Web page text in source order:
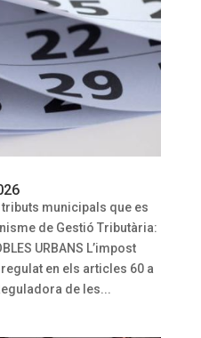
municipals que es
de Gestió Tributària:
URBANS L’impost
en els articles 60 a
de les...